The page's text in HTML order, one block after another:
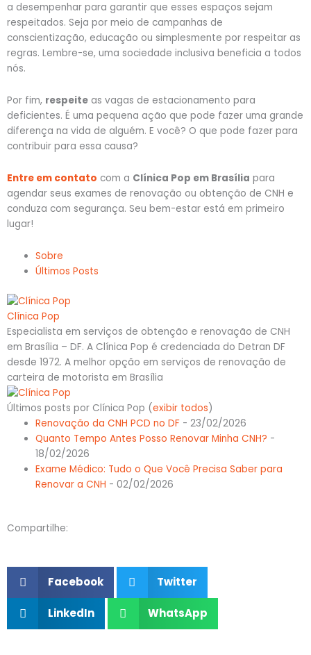
a desempenhar para garantir que esses espaços sejam
respeitados. Seja por meio de campanhas de
conscientização, educação ou simplesmente por respeitar as
regras. Lembre-se, uma sociedade inclusiva beneficia a todos
nós.
Por fim, respeite as vagas de estacionamento para
deficientes. É uma pequena ação que pode fazer uma grande
diferença na vida de alguém. E você? O que pode fazer para
contribuir para essa causa?
Entre em contato com a Clínica Pop em Brasília para
agendar seus exames de renovação ou obtenção de CNH e
conduza com segurança. Seu bem-estar está em primeiro
lugar!
Sobre
Últimos Posts
Clínica Pop
Especialista em serviços de obtenção e renovação de CNH
em Brasília – DF. A Clínica Pop é credenciada do Detran DF
desde 1972. A melhor opção em serviços de renovação de
carteira de motorista em Brasília
Últimos posts por Clínica Pop (exibir todos)
Renovação da CNH PCD no DF - 23/02/2026
Quanto Tempo Antes Posso Renovar Minha CNH? -
18/02/2026
Exame Médico: Tudo o Que Você Precisa Saber para
Renovar a CNH - 02/02/2026
Compartilhe:
Facebook Twitter
LinkedIn WhatsApp